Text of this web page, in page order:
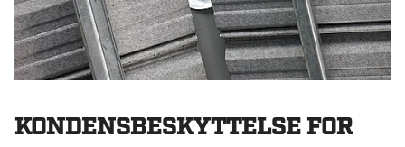
KONDENSBESKYTTELSE FOR